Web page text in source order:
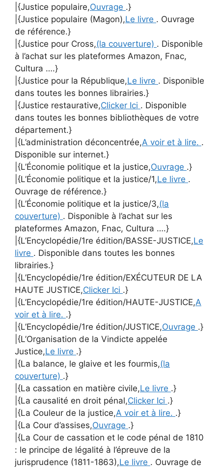
|{Justice populaire,Ouvrage .}
|{Justice populaire (Magon),Le livre . Ouvrage
de référence.}
|{Justice pour Cross,(la couverture) . Disponible
à l’achat sur les plateformes Amazon, Fnac,
Cultura ….}
|{Justice pour la République,Le livre . Disponible
dans toutes les bonnes librairies.}
|{Justice restaurative,Clicker Ici . Disponible
dans toutes les bonnes bibliothèques de votre
département.}
|{L’administration déconcentrée,A voir et à lire. .
Disponible sur internet.}
|{L’Économie politique et la justice,Ouvrage .}
|{L’Économie politique et la justice/1,Le livre .
Ouvrage de référence.}
|{L’Économie politique et la justice/3,(la
couverture) . Disponible à l’achat sur les
plateformes Amazon, Fnac, Cultura ….}
|{L’Encyclopédie/1re édition/BASSE-JUSTICE,Le
livre . Disponible dans toutes les bonnes
librairies.}
|{L’Encyclopédie/1re édition/EXÉCUTEUR DE LA
HAUTE JUSTICE,Clicker Ici .}
|{L’Encyclopédie/1re édition/HAUTE-JUSTICE,A
voir et à lire. .}
|{L’Encyclopédie/1re édition/JUSTICE,Ouvrage .}
|{L’Organisation de la Vindicte appelée
Justice,Le livre .}
|{La balance, le glaive et les fourmis,(la
couverture) .}
|{La cassation en matière civile,Le livre .}
|{La causalité en droit pénal,Clicker Ici .}
|{La Couleur de la justice,A voir et à lire. .}
|{La Cour d’assises,Ouvrage .}
|{La Cour de cassation et le code pénal de 1810
: le principe de légalité à l’épreuve de la
jurisprudence (1811-1863),Le livre . Ouvrage de